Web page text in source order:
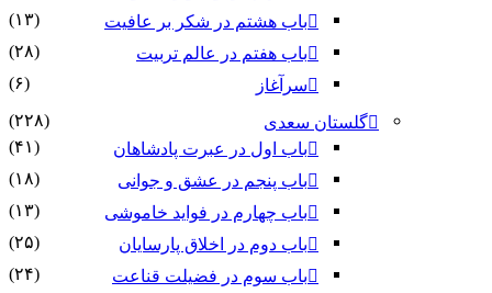
باب هشتم در شکر بر عافیت
(۱۳)
باب هفتم در عالم تربیت
(۲۸)
سرآغاز
(۶)
گلستان سعدی
(۲۲۸)
باب اول در عبرت پادشاهان
(۴۱)
باب پنجم در عشق و جوانى
(۱۸)
باب چهارم در فواید خاموشى
(۱۳)
باب دوم در اخلاق پارسایان
(۲۵)
باب سوم در فضیلت قناعت
(۲۴)